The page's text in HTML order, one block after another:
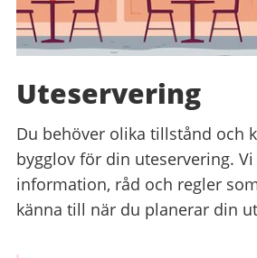
Uteservering
Du behöver olika tillstånd och
bygglov för din uteservering.
information, råd och regler
känna till när du planerar din